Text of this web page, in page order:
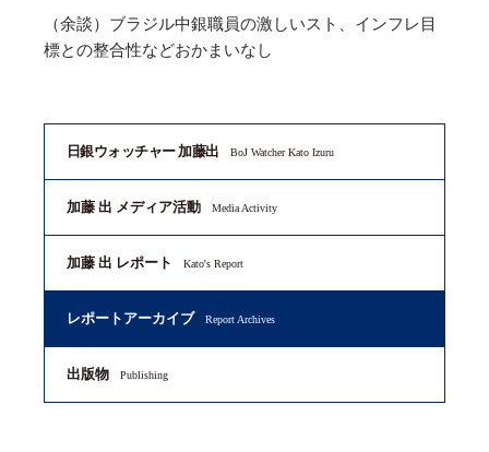
（余談）ブラジル中銀職員の激しいスト、インフレ目
標との整合性などおかまいなし
日銀ウォッチャー 加藤出 BoJ Watcher Kato Izuru
加藤 出 メディア活動 Media Activity
加藤 出 レポート Kato's Report
レポートアーカイブ Report Archives
出版物 Publishing